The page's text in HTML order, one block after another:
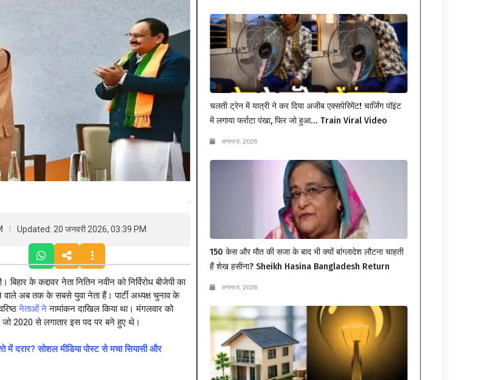
Updated: 20 जनवरी 2026, 03:39 PM
के कद्दावर नेता नितिन नवीन को निर्विरोध बीजेपी का
अब तक के सबसे युवा नेता हैं। पार्टी अध्यक्ष चुनाव के
नेताओं नेनामांकन दाखिल किया था। मंगलवार को
2020 से लगातार इस पद पर बने हुए थे।
सोशल मीडिया पोस्ट से मचा सियासी और
चलती ट्रेन में यात्री ने कर दिया अजीब एक्सपेरिमेंट! चार्जिंग पॉइंट
में लगाया फर्राटा पंखा, फिर जो हुआ… Train Viral Video
अगस्त 6, 2026
150 केस और मौत की सजा के बाद भी क्यों बांग्लादेश लौटना चाहती
हैं शेख हसीना? Sheikh Hasina Bangladesh Return
अगस्त 6, 2026